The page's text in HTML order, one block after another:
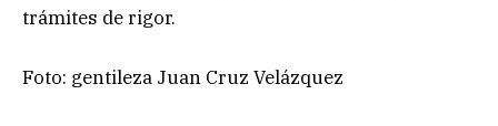
trámites de rigor.
Foto: gentileza Juan Cruz Velázquez